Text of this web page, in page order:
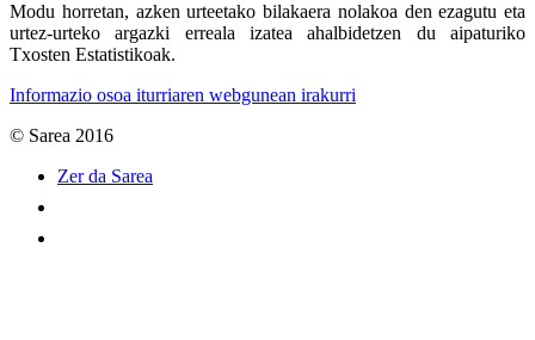
Modu horretan, azken urteetako bilakaera nolakoa den ezagutu eta
urtez-urteko argazki erreala izatea ahalbidetzen du aipaturiko
Txosten Estatistikoak.
Informazio osoa iturriaren webgunean irakurri
© Sarea 2016
Zer da Sarea